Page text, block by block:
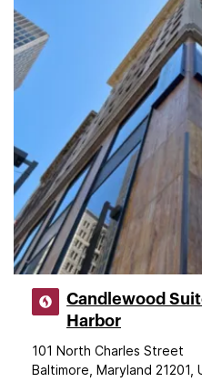
Candlewood
Harbor
101 North Charles Street
Baltimore, Maryland 21201,